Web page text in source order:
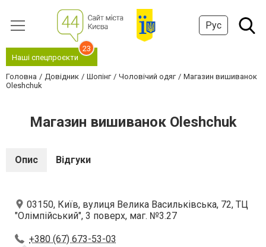
Рус
Наші спецпроєкти
23
Головна Довідник Шопінг Чоловічий одяг
Магазин вишиванок
Oleshchuk
Магазин вишиванок Oleshchuk
Опис Відгуки
03150, Київ, вулиця Велика Васильківська, 72, ТЦ
"Олімпійський", 3 поверх, маг. №3.27
+380 (67) 673-53-03